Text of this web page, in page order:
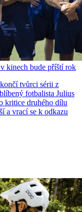
kinech bude příští rok
tvůrci sérii z
fotbalista Julius
kritice druhého dílu
a vrací se k odkazu